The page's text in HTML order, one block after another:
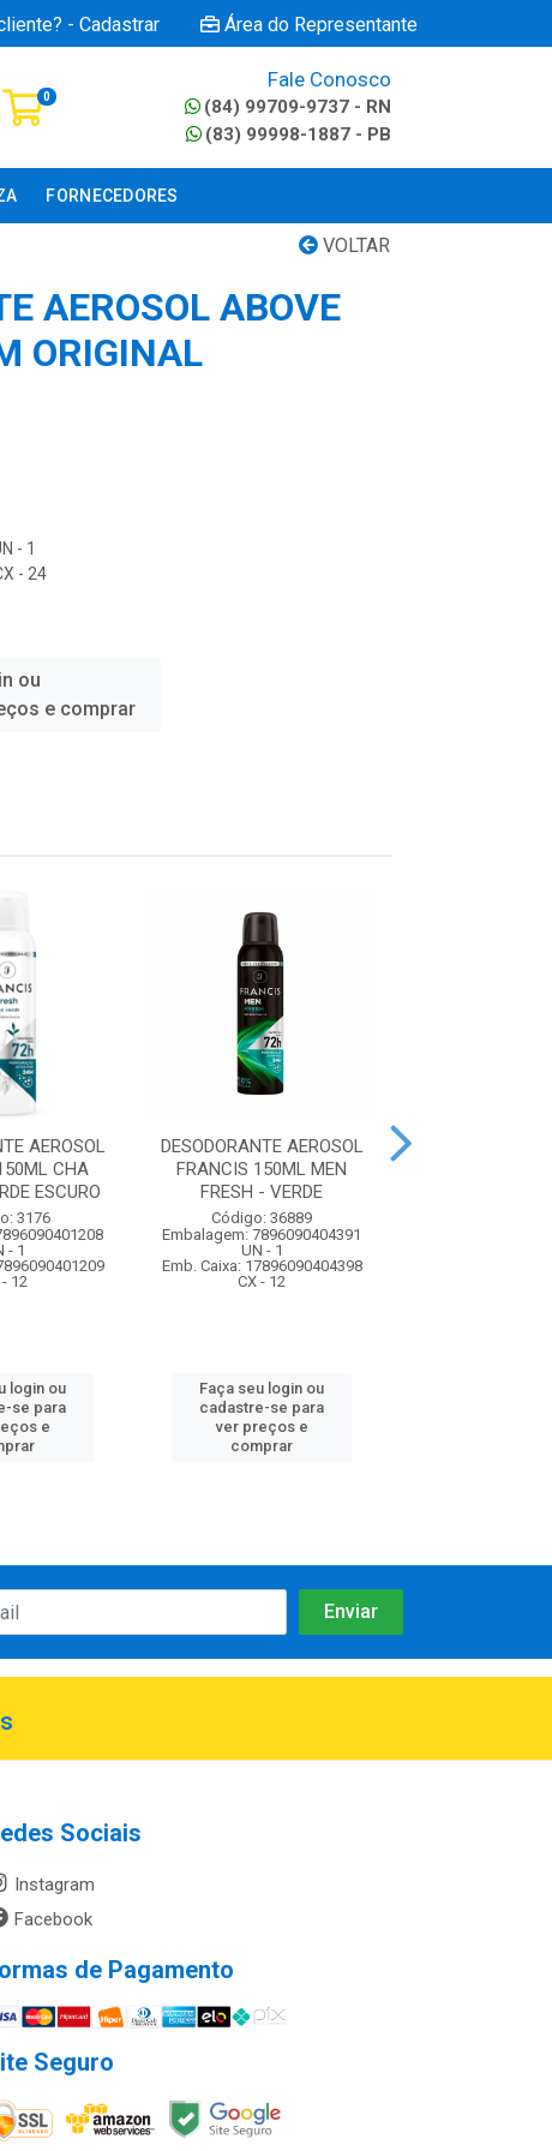
- Cadastrar Área do Representante
0
Fale Conosco
(84) 99709-9737 - RN
(83) 99998-1887 - PB
FORNECEDORES
VOLTAR
AEROSOL ABOVE
ORIGINAL
- 1
- 24
ou
e comprar
AEROSOL
CHA
ESCURO
3176
- 1
- 12
login ou
se para
e
DESODORANTE AEROSOL
FRANCIS 150ML MEN
FRESH - VERDE
Código: 36889
Embalagem: 7896090404391
UN - 1
Emb. Caixa: 17896090404398
CX - 12
Faça seu login ou
cadastre-se para
ver preços e
comprar
Sociais
Instagram
Facebook
de Pagamento
Seguro